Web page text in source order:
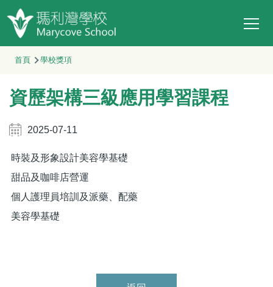
移至主內容
導
連
結
首頁 學校獎項
資歷架構三級應用學習課程
2025-07-11
時裝及形象設計美容學基礎
甜品及咖啡店營運
個人護理員培訓及派藥、配藥
美容學基礎